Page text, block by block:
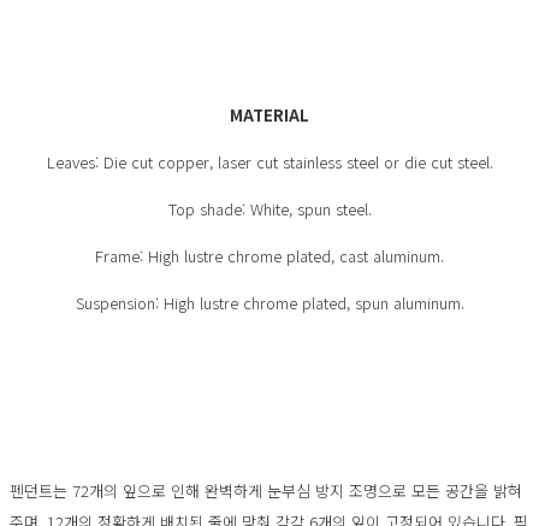
MATERIAL
Leaves: Die cut copper, laser cut stainless steel or die cut steel.
Top shade: White, spun steel.
Frame: High lustre chrome plated, cast aluminum.
Suspension: High lustre chrome plated, spun aluminum.
펜던트는 72개의 잎으로 인해 완벽하게 눈부심 방지 조명으로 모든 공간을 밝혀